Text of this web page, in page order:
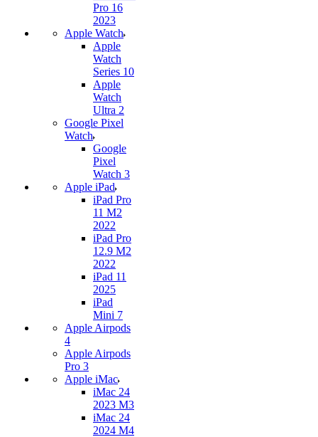
Pro 16
2023
Apple Watch
Apple
Watch
Series 10
Apple
Watch
Ultra 2
Google Pixel
Watch
Google
Pixel
Watch 3
Apple iPad
iPad Pro
11 M2
2022
iPad Pro
12.9 M2
2022
iPad 11
2025
iPad
Mini 7
Apple Airpods
4
Apple Airpods
Pro 3
Apple iMac
iMac 24
2023 M3
iMac 24
2024 M4